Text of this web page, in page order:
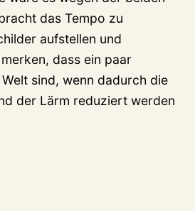
das Tempo zu
aufstellen und
dass ein paar
sind, wenn dadurch die
der Lärm reduziert werden